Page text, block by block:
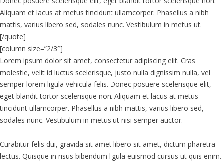
Aliquam et lacus at metus tincidunt ullamcorper. Phasellus a nibh
mattis, varius libero sed, sodales nunc. Vestibulum in metus ut.
[/quote]
[column size=”2/3″]
Lorem ipsum dolor sit amet, consectetur adipiscing elit. Cras
molestie, velit id luctus scelerisque, justo nulla dignissim nulla, vel
semper lorem ligula vehicula felis. Donec posuere scelerisque elit,
eget blandit tortor scelerisque non. Aliquam et lacus at metus
tincidunt ullamcorper. Phasellus a nibh mattis, varius libero sed,
sodales nunc. Vestibulum in metus ut nisi semper auctor.
Curabitur felis dui, gravida sit amet libero sit amet, dictum pharetra
lectus. Quisque in risus bibendum ligula euismod cursus ut quis enim.